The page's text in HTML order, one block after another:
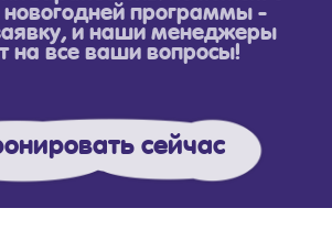
программы -
и наши менеджеры
на все ваши вопросы!
сейчас